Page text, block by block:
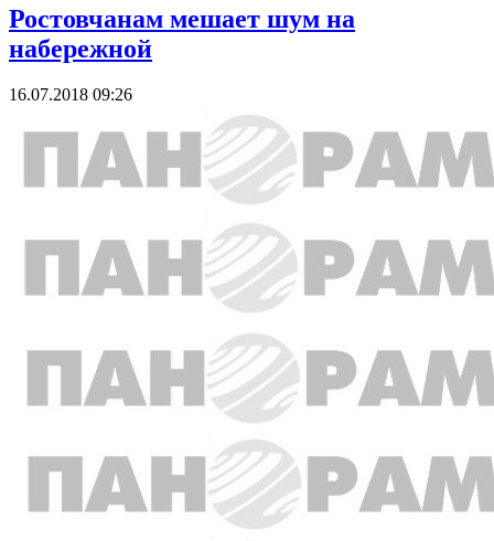
Ростовчанам мешает шум на
набережной
16.07.2018 09:26